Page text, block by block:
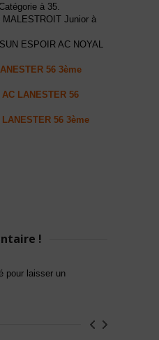
à 35.
Junior à
ESPOIR AC NOYAL
56 3ème
LANESTER 56
56 3ème
!
pour laisser un